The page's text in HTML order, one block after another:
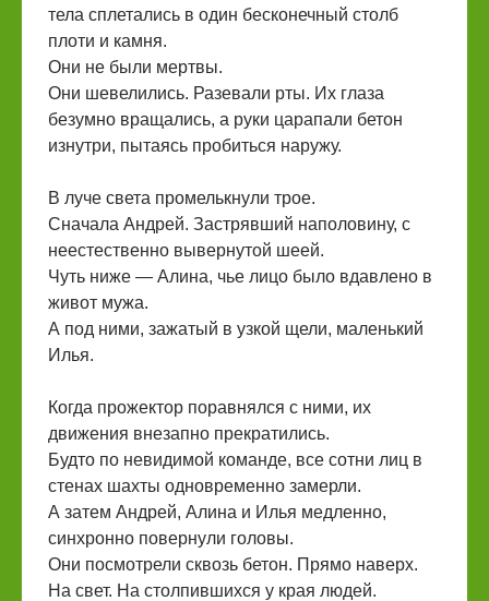
тела сплетались в один бесконечный столб
плоти и камня.
Они не были мертвы.
Они шевелились. Разевали рты. Их глаза
безумно вращались, а руки царапали бетон
изнутри, пытаясь пробиться наружу.
В луче света промелькнули трое.
Сначала Андрей. Застрявший наполовину, с
неестественно вывернутой шеей.
Чуть ниже — Алина, чье лицо было вдавлено в
живот мужа.
А под ними, зажатый в узкой щели, маленький
Илья.
Когда прожектор поравнялся с ними, их
движения внезапно прекратились.
Будто по невидимой команде, все сотни лиц в
стенах шахты одновременно замерли.
А затем Андрей, Алина и Илья медленно,
синхронно повернули головы.
Они посмотрели сквозь бетон. Прямо наверх.
На свет. На столпившихся у края людей.